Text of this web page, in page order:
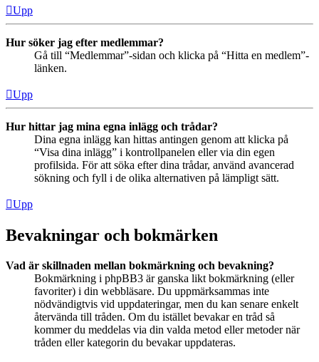
Upp
Hur söker jag efter medlemmar?
Gå till “Medlemmar”-sidan och klicka på “Hitta en medlem”-
länken.
Upp
Hur hittar jag mina egna inlägg och trådar?
Dina egna inlägg kan hittas antingen genom att klicka på
“Visa dina inlägg” i kontrollpanelen eller via din egen
profilsida. För att söka efter dina trådar, använd avancerad
sökning och fyll i de olika alternativen på lämpligt sätt.
Upp
Bevakningar och bokmärken
Vad är skillnaden mellan bokmärkning och bevakning?
Bokmärkning i phpBB3 är ganska likt bokmärkning (eller
favoriter) i din webbläsare. Du uppmärksammas inte
nödvändigtvis vid uppdateringar, men du kan senare enkelt
återvända till tråden. Om du istället bevakar en tråd så
kommer du meddelas via din valda metod eller metoder när
tråden eller kategorin du bevakar uppdateras.